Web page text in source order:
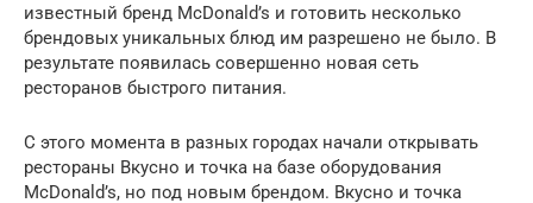
известный бренд McDonald’s и готовить несколько
брендовых уникальных блюд им разрешено не было. В
результате появилась совершенно новая сеть
ресторанов быстрого питания.
С этого момента в разных городах начали открывать
рестораны Вкусно и точка на базе оборудования
McDonald’s, но под новым брендом. Вкусно и точка